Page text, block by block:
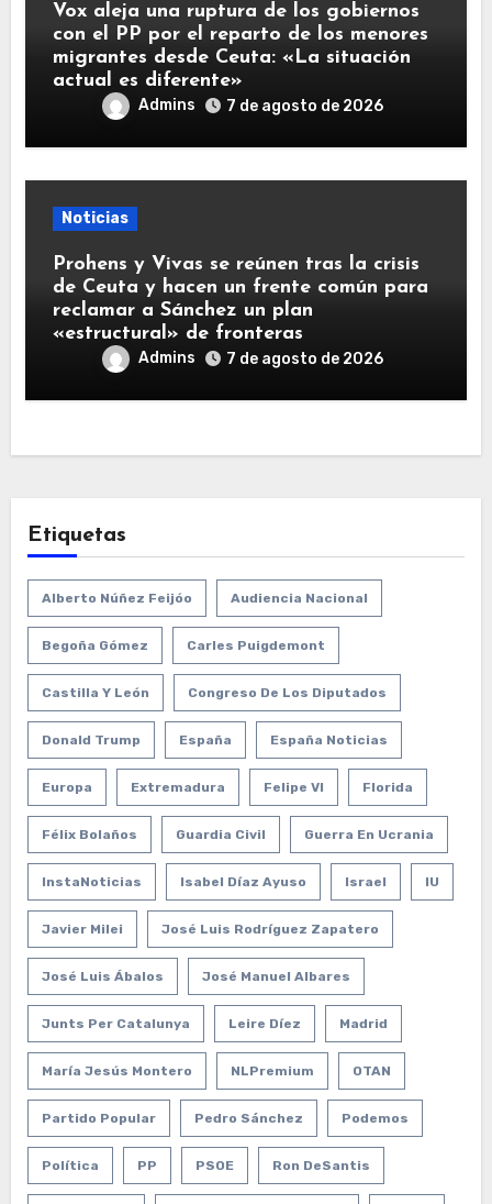
Vox aleja una ruptura de los gobiernos
con el PP por el reparto de los menores
migrantes desde Ceuta: «La situación
actual es diferente»
Admins 7 de agosto de 2026
Noticias
Prohens y Vivas se reúnen tras la crisis
de Ceuta y hacen un frente común para
reclamar a Sánchez un plan
«estructural» de fronteras
Admins 7 de agosto de 2026
Etiquetas
Alberto Núñez Feijóo Audiencia Nacional
Begoña Gómez Carles Puigdemont
Castilla Y León Congreso De Los Diputados
Donald Trump España España Noticias
Europa Extremadura Felipe VI Florida
Félix Bolaños Guardia Civil Guerra En Ucrania
InstaNoticias Isabel Díaz Ayuso Israel IU
Javier Milei José Luis Rodríguez Zapatero
José Luis Ábalos José Manuel Albares
Junts Per Catalunya Leire Díez Madrid
María Jesús Montero NLPremium OTAN
Partido Popular Pedro Sánchez Podemos
Política PP PSOE Ron DeSantis